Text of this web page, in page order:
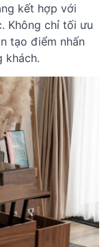
kết hợp với
Không chỉ tối ưu
tạo điểm nhấn
khách.